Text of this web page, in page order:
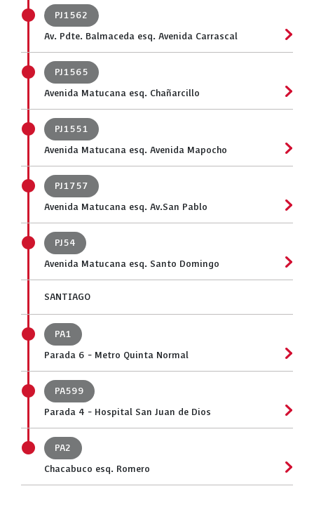
PJ1562
Av. Pdte. Balmaceda esq. Avenida Carrascal
PJ1565
Avenida Matucana esq. Chañarcillo
PJ1551
Avenida Matucana esq. Avenida Mapocho
PJ1757
Avenida Matucana esq. Av.San Pablo
PJ54
Avenida Matucana esq. Santo Domingo
SANTIAGO
PA1
Parada 6 - Metro Quinta Normal
PA599
Parada 4 - Hospital San Juan de Dios
PA2
Chacabuco esq. Romero